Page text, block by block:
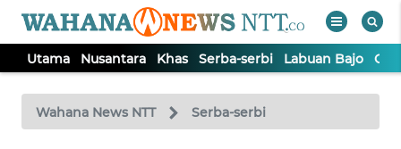
Utama Nusantara Khas Serba-serbi Labuan Bajo
Wahana News NTT Serba-serbi
TV
Tutup